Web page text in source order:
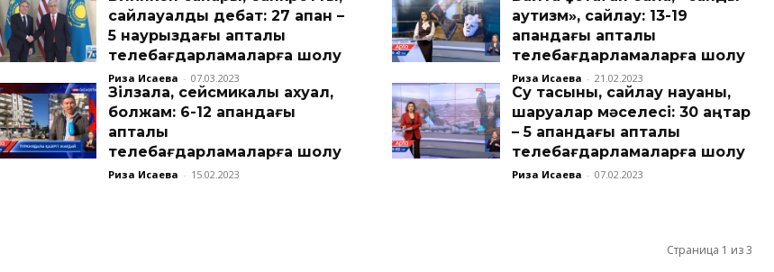
сайлауалды дебат: 27 ақпан –
5 наурыздағы апталық
телебағдарламаларға шолу
Риза Исаева - 07.03.2023
аутизм», сайлау: 13-19
ақпандағы апталық
телебағдарламаларға шолу
Риза Исаева - 21.02.2023
Зілзала, сейсмикалық ахуал,
болжам: 6-12 ақпандағы
апталық
телебағдарламаларға шолу
Риза Исаева - 15.02.2023
Су тасқыны, сайлау науқаны,
шаруалар мәселесі: 30 қаңтар
– 5 ақпандағы апталық
телебағдарламаларға шолу
Риза Исаева - 07.02.2023
Страница 1 из 3